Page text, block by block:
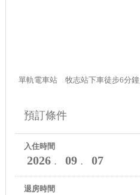
單軌電車站 牧志站下車徒步6分
預訂條件
入住時間
2026． 09． 07
退房時間